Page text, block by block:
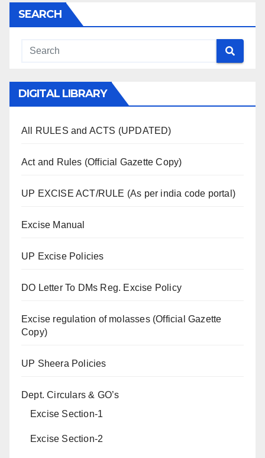
SEARCH
DIGITAL LIBRARY
All RULES and ACTS (UPDATED)
Act and Rules (Official Gazette Copy)
UP EXCISE ACT/RULE (As per india code portal)
Excise Manual
UP Excise Policies
DO Letter To DMs Reg. Excise Policy
Excise regulation of molasses (Official Gazette
Copy)
UP Sheera Policies
Dept. Circulars & GO’s
Excise Section-1
Excise Section-2